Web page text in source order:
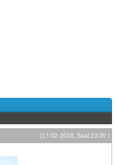
(17-02-2018, Saat:23:30 )